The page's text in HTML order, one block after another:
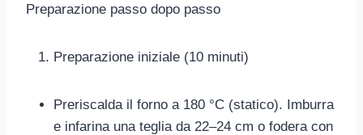
Preparazione passo dopo passo
Preparazione iniziale (10 minuti)
Preriscalda il forno a 180 °C (statico). Imburra
e infarina una teglia da 22–24 cm o fodera con